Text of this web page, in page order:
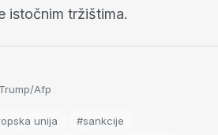
istočnim tržištima.
Afp
unija
#sankcije